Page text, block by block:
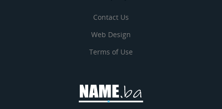
Contact Us
Web Design
Terms of Use